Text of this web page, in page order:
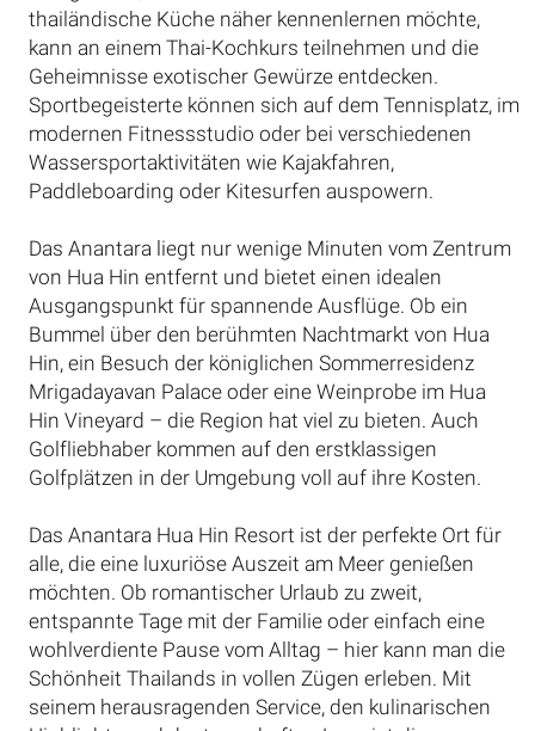
thailändische Küche näher kennenlernen möchte,
kann an einem Thai-Kochkurs teilnehmen und die
Geheimnisse exotischer Gewürze entdecken.
Sportbegeisterte können sich auf dem Tennisplatz, im
modernen Fitnessstudio oder bei verschiedenen
Wassersportaktivitäten wie Kajakfahren,
Paddleboarding oder Kitesurfen auspowern.
Das Anantara liegt nur wenige Minuten vom Zentrum
von Hua Hin entfernt und bietet einen idealen
Ausgangspunkt für spannende Ausflüge. Ob ein
Bummel über den berühmten Nachtmarkt von Hua
Hin, ein Besuch der königlichen Sommerresidenz
Mrigadayavan Palace oder eine Weinprobe im Hua
Hin Vineyard – die Region hat viel zu bieten. Auch
Golfliebhaber kommen auf den erstklassigen
Golfplätzen in der Umgebung voll auf ihre Kosten.
Das Anantara Hua Hin Resort ist der perfekte Ort für
alle, die eine luxuriöse Auszeit am Meer genießen
möchten. Ob romantischer Urlaub zu zweit,
entspannte Tage mit der Familie oder einfach eine
wohlverdiente Pause vom Alltag – hier kann man die
Schönheit Thailands in vollen Zügen erleben. Mit
seinem herausragenden Service, den kulinarischen